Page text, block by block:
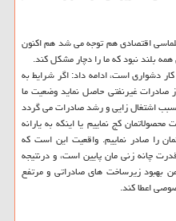
اقتصادی هم توجه می شد هم اكنون
بلند نبود كه ما را دچار مشكل كند.
دشواری است، ادامه داد: اگر شرایط به
صادرات غیرنفتی حاصل نماید وضعیت ما
اشتغال زایی و رشد صادرات می گردد
كج نماییم یا اینكه به یارانه
را صادر نماییم. واقعیت این است كه
چانه زنی مان پایین است، و درنتیجه
بهبود زیرساخت های صادراتی و مرتفع
اعطا كند.